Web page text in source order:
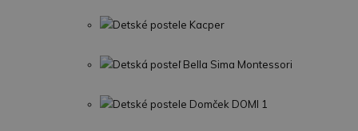
Detské postele Kacper
Detská posteľ Bella Sima Montessori
Detské postele Domček DOMI 1